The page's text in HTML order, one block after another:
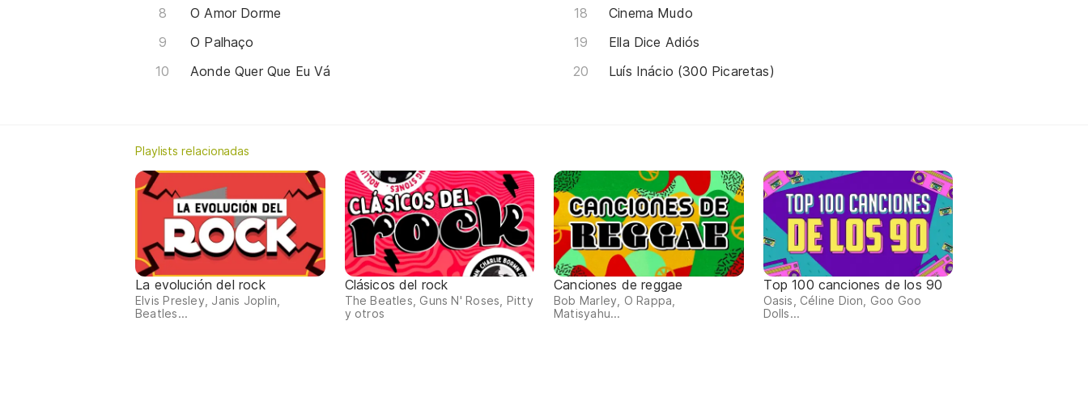
O Amor Dorme
O Palhaço
Aonde Quer Que Eu Vá
Cinema Mudo
Ella Dice Adiós
Luís Inácio (300 Picaretas)
Playlists relacionadas
La evolución del rock
Elvis Presley, Janis Joplin,
Beatles...
Clásicos del rock
The Beatles, Guns N' Roses, Pitty
y otros
Canciones de reggae
Bob Marley, O Rappa,
Matisyahu...
Top 100 canciones de los 90
Oasis, Céline Dion, Goo Goo
Dolls...